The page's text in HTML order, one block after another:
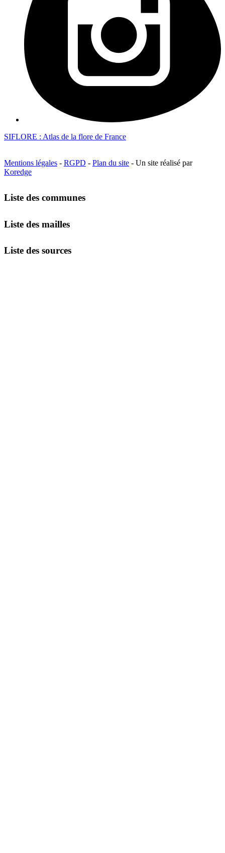
SIFLORE : Atlas de la flore de France
Mentions légales - RGPD - Plan du site - Un site réalisé par
Koredge
Liste des communes
Liste des mailles
Liste des sources